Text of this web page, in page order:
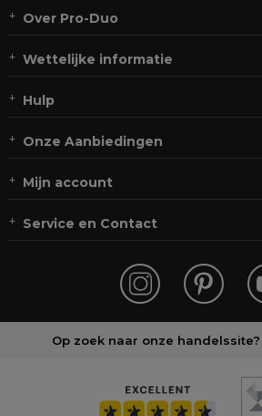
Over Pro-Duo
Wettelijke informatie
Hulp
Onze Aanbiedingen
Mijn account
Service en Contact
Op zoek naar onze handelssite?